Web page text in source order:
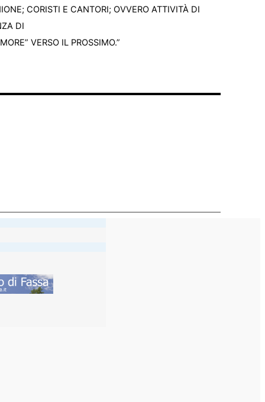
CORISTI E CANTORI; OVVERO ATTIVITÀ DI
DI
VERSO IL PROSSIMO.”